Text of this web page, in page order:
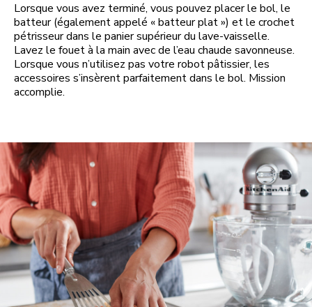
Lorsque vous avez terminé, vous pouvez placer le bol, le
batteur (également appelé « batteur plat ») et le crochet
pétrisseur dans le panier supérieur du lave-vaisselle.
Lavez le fouet à la main avec de l’eau chaude savonneuse.
Lorsque vous n’utilisez pas votre robot pâtissier, les
accessoires s’insèrent parfaitement dans le bol. Mission
accomplie.